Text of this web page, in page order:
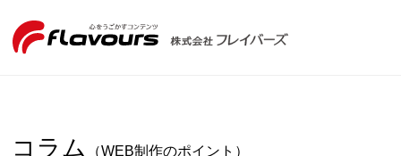
コラム （WEB制作のポイント）